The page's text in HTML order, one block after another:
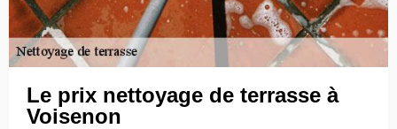
Le prix nettoyage de terrasse à
Voisenon